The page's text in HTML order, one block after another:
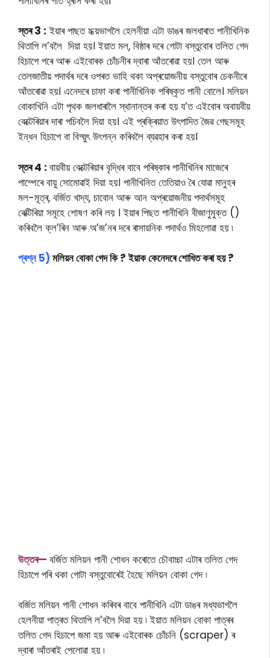
স্তৰ 3 : ইয়াৰ পাছত মধ্য়ভাগলৈ হেলনীয়া এটা ডাঙৰ জলধাৰাত পানীখিনিক
থিতাপি ল’বলৈ দিয়া হয়। ইয়াত মল, বিষ্ঠাৰ দৰে গোটা বস্তুবোৰ তলিত গেদ
হিচাপে পৰে আৰু এইবোৰক চোঁচনীৰ দ্বাৰা আঁতৰোৱা হয়। তেল আৰু
তেলজাতীয় পদাৰ্থৰ দৰে ওপৰত ভাহি থকা অপ্ৰয়োজনীয় বস্তুবোৰ চেকনীৰে
আঁতৰোৱা হয়। এনেদৰে চাফা কৰা পানীখিনিক পৰিষ্কৃত পানী বোলে। মলিয়ন
বোকাখিনি এটা পৃথক জলধাৰালৈ স্থানান্তৰ কৰা হয় য’ত এইবোৰ অবায়বীয়
বেক্টেৰিয়াৰ দাৰা পচিবলৈ দিয়া হয়। এই প্ৰক্ৰিয়াত উৎপাদিত জৈৱ গেছসমূহ
ইন্ধন হিচাপে বা বিদ্য়ুৎ উৎপন্ন কৰিবলৈ ব্যৱহাৰ কৰা হয়।
স্তৰ 4 : বায়বীয় বেক্টেৰিয়াৰ বৃদ্ধিৰ বাবে পৰিষ্কাৰ পানীখিনিৰ মাজেৰে
পাম্পেৰে বায়ু সোমোৱাই দিয়া হয়। পানীখিনিত তেতিয়াও ৰৈ যোৱা মানুহৰ
মল-মূত্ৰ, বৰ্জিত খাদ্য, চাবোন আৰু আন অপ্ৰয়োজনীয় পদাৰ্থসমূহ
বেক্টিৰিয়া সমূহে শোষণ কৰি লয় । ইয়াৰ পিছত পানীখিনি বীজাণুমুক্ত ()
কৰিবলৈ ক্ল’ৰিন আৰু অ’জ’নৰ দৰে ৰাসায়নিক পদাৰ্থও মিহলোৱা হয় ৷
প্ৰশ্ন 5) মলিয়ন বোকা গেদ কি ? ইয়াক কেনেদৰে শোধিত কৰা হয় ?
উত্তৰ— বৰ্জিত মলিয়ন পানী শোধন কৰোতে চৌবাচ্চা এটাৰ তলিত গেদ
হিচাপে পৰি থকা গোটা বস্তুবোৰেই হৈছে মলিয়ন বোকা গেদ ৷
বৰ্জিত মলিয়ন পানী শোধন কৰিবৰ বাবে পানীখিনি এটা ডাঙৰ মধ্যভাগলৈ
হেলনীয়া পাত্ৰত থিতাপি ল’বলৈ দিয়া হয় ৷ ইয়াত মলিয়ন বোকা পাত্ৰৰ
তলিত গেদ হিচাপে জমা হয় আৰু এইবোৰক চোঁচনি (scraper) ৰ
দ্বাৰা আঁতৰাই পেলোৱা হয় ৷